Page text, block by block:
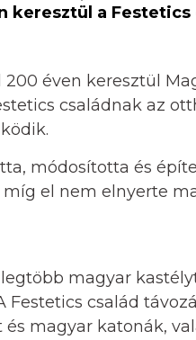
a Festetics
200 éven keresztül
családnak az
módosította és
el nem elnyerte
magyar
család
magyar katonák,